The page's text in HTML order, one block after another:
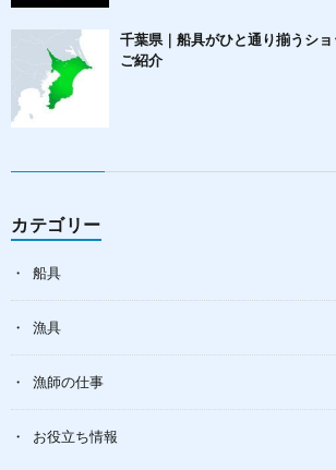
千葉県｜船具がひと通り揃うシ
ご紹介
カテゴリー
船具
漁具
漁師の仕事
お役立ち情報